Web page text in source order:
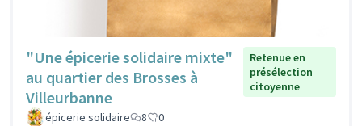
"Une épicerie solidaire mixte"
au quartier des Brosses à
Villeurbanne
Retenue en
présélection
citoyenne
épicerie solidaire 8 0